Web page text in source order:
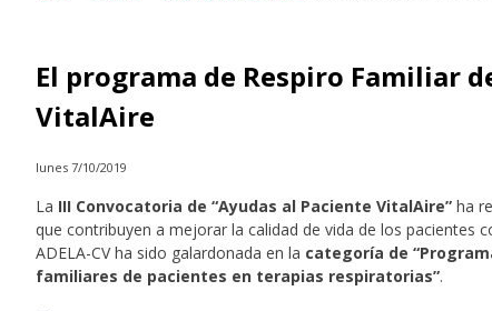
El programa de Respiro Familiar
VitalAire
lunes 7/10/2019
La III Convocatoria de “Ayudas al Paciente VitalAire” ha
que contribuyen a mejorar la calidad de vida de los pacientes
ADELA-CV ha sido galardonada en la categoría de
familiares de pacientes en terapias respiratorias”.